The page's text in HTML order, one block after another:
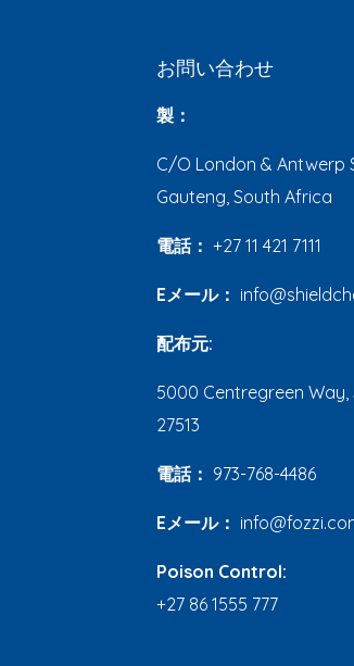
お問い合わせ
製：
C/O London & Antwerp
Gauteng, South Africa
電話： +27 11 421 7111
Eメール：
配布元:
5000 Centregreen Way,
27513
電話： 973-768-4486
Eメール：
Poison Control:
+27 86 1555 777